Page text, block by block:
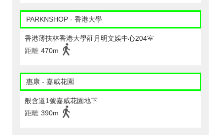
PARKNSHOP - 香港大學
香港薄扶林香港大學莊月明文娛中心204室
距離 470m
惠康 - 嘉威花園
般含道1號嘉威花園地下
距離 390m